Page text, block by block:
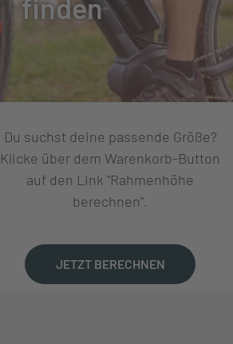
SRAM SX
SRAM SX EAGLE
12
SRAM X-SYNC
SRAM PG1210
finden
Du suchst deine passende Größe?
Klicke über dem Warenkorb-Button
auf den Link "Rahmenhöhe
berechnen".
JETZT BERECHNEN